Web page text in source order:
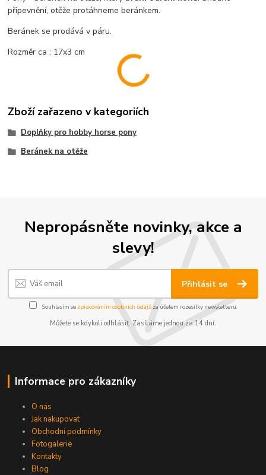
připevnění, otěže protáhneme beránkem.
Beránek se prodává v páru.
Rozměr ca : 17x3 cm
Zboží zařazeno v kategoriích
Doplňky pro hobby horse pony
Beránek na otěže
Nepropásněte novinky, akce a
slevy!
Přihlásit se
Souhlasím se zpracováním osobních údajůza účelem rozesílky newsletteru.
Můžete se kdykoli odhlásit. Zasíláme jednou za 14 dní.
Informace pro zákazníky
O nás
Jak nakupovat
Obchodní podmínky
Fotogalerie
Kontakty
Blog